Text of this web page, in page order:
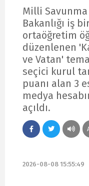
Milli Savunma
Bakanlığı iş
ortaöğretim
düzenlenen
ve Vatan'
seçici kurul
puanı alan 3
medya
açıldı.
2026-08-08 15:55:49